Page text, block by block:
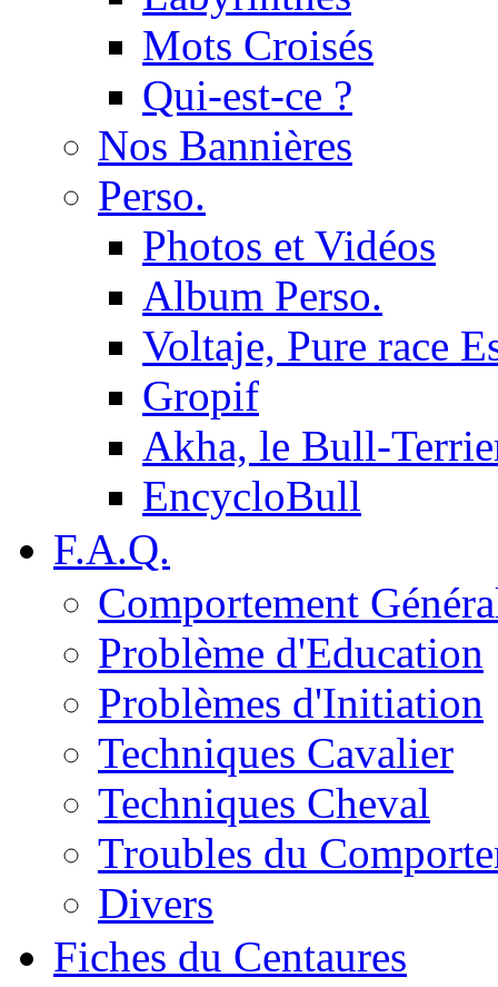
Mots Croisés
Qui-est-ce ?
Nos Bannières
Perso.
Photos et Vidéos
Album Perso.
Voltaje, Pure race
Gropif
Akha, le Bull-
EncycloBull
F.A.Q.
Comportement
Problème d'Education
Problèmes d'Initiation
Techniques Cavalier
Techniques Cheval
Troubles du
Divers
Fiches du Centaures